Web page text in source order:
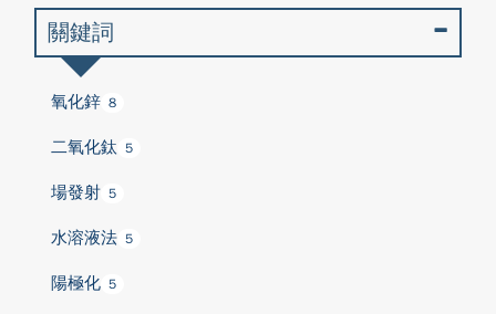
關鍵詞
氧化鋅 8
二氧化鈦 5
場發射 5
水溶液法 5
陽極化 5